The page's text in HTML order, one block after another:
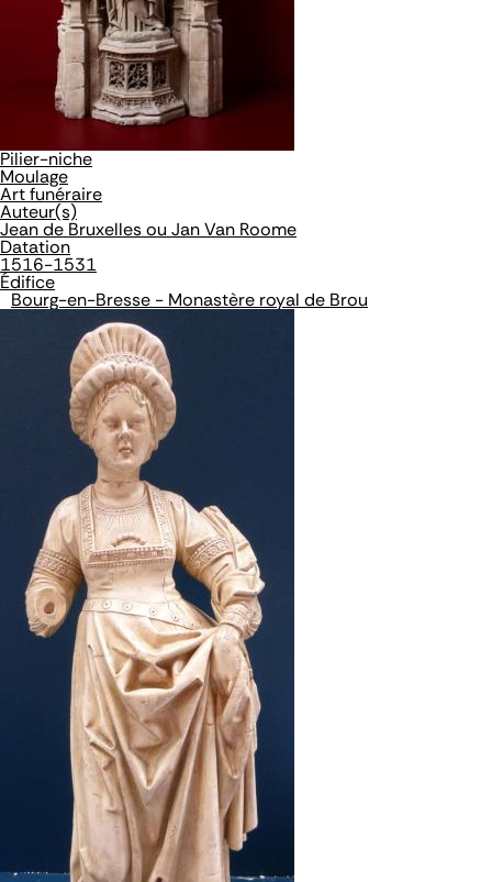
Pilier-niche
Moulage
Art funéraire
Auteur(s)
Jean de Bruxelles ou Jan Van Roome
Datation
1516-1531
Édifice
Bourg-en-Bresse - Monastère royal de Brou